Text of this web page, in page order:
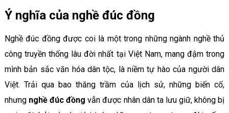
Ý nghĩa của nghề đúc đồng
Nghề đúc đồng được coi là một trong những ngành nghề thủ
công truyền thống lâu đời nhất tại Việt Nam, mang đậm trong
mình bản sắc văn hóa dân tộc, là niềm tự hào của người dân
Việt. Trải qua bao thăng trầm của lịch sử, những biến cố,
nhưng nghề đúc đồng vẫn được nhân dân ta lưu giữ, không bị